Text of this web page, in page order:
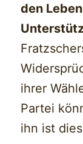
den
ihrer
Partei
ihn ist